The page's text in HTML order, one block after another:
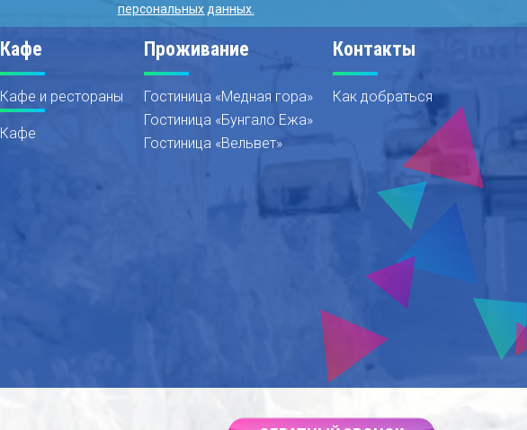
персональных данных.
Кафе
Кафе и рестораны
Кафе
Проживание
Гостиница «Медная гора»
Гостиница «Бунгало Ежа»
Гостиница «Вельвет»
Контакты
Как добраться